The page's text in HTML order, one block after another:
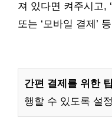
져 있다면 켜주시고,
또는 ‘모바일 결제’
간편 결제를 위한
행할 수 있도록 설